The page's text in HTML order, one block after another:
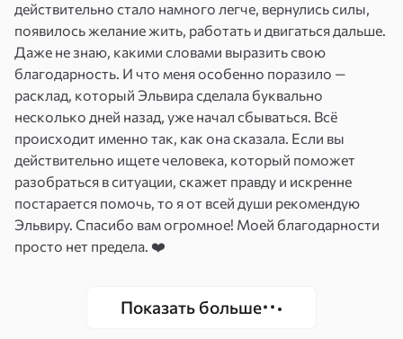
действительно стало намного легче, вернулись силы,
появилось желание жить, работать и двигаться дальше.
Даже не знаю, какими словами выразить свою
благодарность. И что меня особенно поразило —
расклад, который Эльвира сделала буквально
несколько дней назад, уже начал сбываться. Всё
происходит именно так, как она сказала. Если вы
действительно ищете человека, который поможет
разобраться в ситуации, скажет правду и искренне
постарается помочь, то я от всей души рекомендую
Эльвиру. Спасибо вам огромное! Моей благодарности
просто нет предела. ❤️
Показать больше